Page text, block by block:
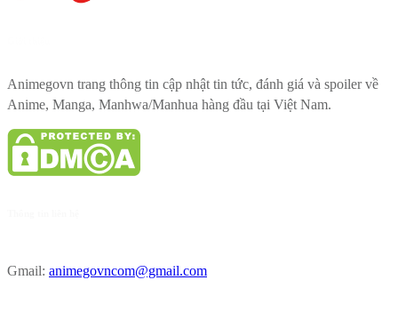
Animegovn trang thông tin cập nhật tin tức, đánh giá và spoiler về
Anime, Manga, Manhwa/Manhua hàng đầu tại Việt Nam.
Gmail: animegovncom@gmail.com